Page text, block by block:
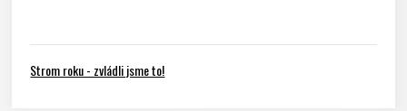
Strom roku - zvládli jsme to!